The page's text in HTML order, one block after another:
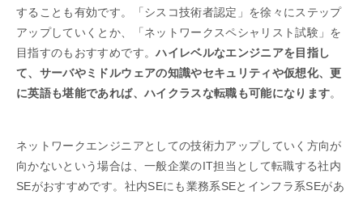
することも有効です。「シスコ技術者認定」を徐々にステップ
アップしていくとか、「ネットワークスペシャリスト試験」を
目指すのもおすすめです。ハイレベルなエンジニアを目指し
て、サーバやミドルウェアの知識やセキュリティや仮想化、更
に英語も堪能であれば、ハイクラスな転職も可能になります。
ネットワークエンジニアとしての技術力アップしていく方向が
向かないという場合は、一般企業のIT担当として転職する社内
SEがおすすめです。社内SEにも業務系SEとインフラ系SEがあ